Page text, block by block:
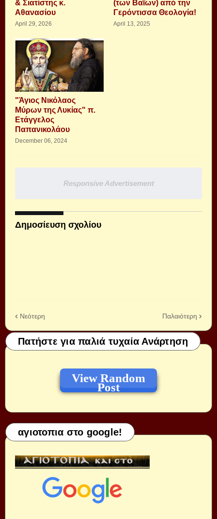
& Σιατίστης κ.
Αθανασίου
April 29, 2026
(των Βαΐων) από την
Γερόντισσα Θεολογία!
April 13, 2025
"Άγιος Νικόλαος
Μύρων της Λυκίας" π.
Ετάγγελος
Παπανικολάου
December 06, 2024
Responsive Advertisement
Δημοσίευση σχολίου
Νεότερη Παλαιότερη
Πατήστε για παλιά τυχαία Ανάρτηση
View Random
Post
αγιοτοπια στο google!